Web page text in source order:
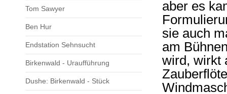
Tom Sawyer
Ben Hur
Endstation Sehnsucht
Birkenwald - Uraufführung
Dushe: Birkenwald - Stück
aber es
sie auch
am
wird, wirkt